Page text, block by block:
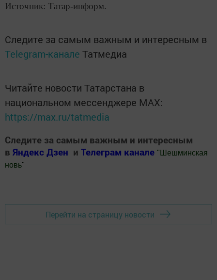
Источник: Татар-информ.
Следите за самым важным и интересным в
Telegram-канале Татмедиа
Читайте новости Татарстана в
национальном мессенджере MАХ:
https://max.ru/tatmedia
Следите за самым важным и интересным
в Яндекс Дзен и Телеграм канале " Шешминская
новь"
Перейти на страницу новости